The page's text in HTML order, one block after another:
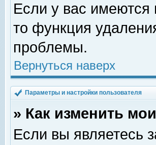
Если у вас
то функция
проблемы.
Вернуться наверх
Параметры и настройки пользователя
» Как изменить
Если вы являетесь